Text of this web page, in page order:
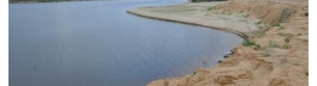
СИБИРЬ.РЕАЛИИ